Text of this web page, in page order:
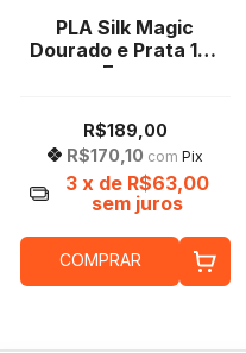
PLA Silk Magic
Dourado e Prata 1kg
Esun
R$189,00
R$170,10 com Pix
3 x de R$63,00
sem juros
COMPRAR